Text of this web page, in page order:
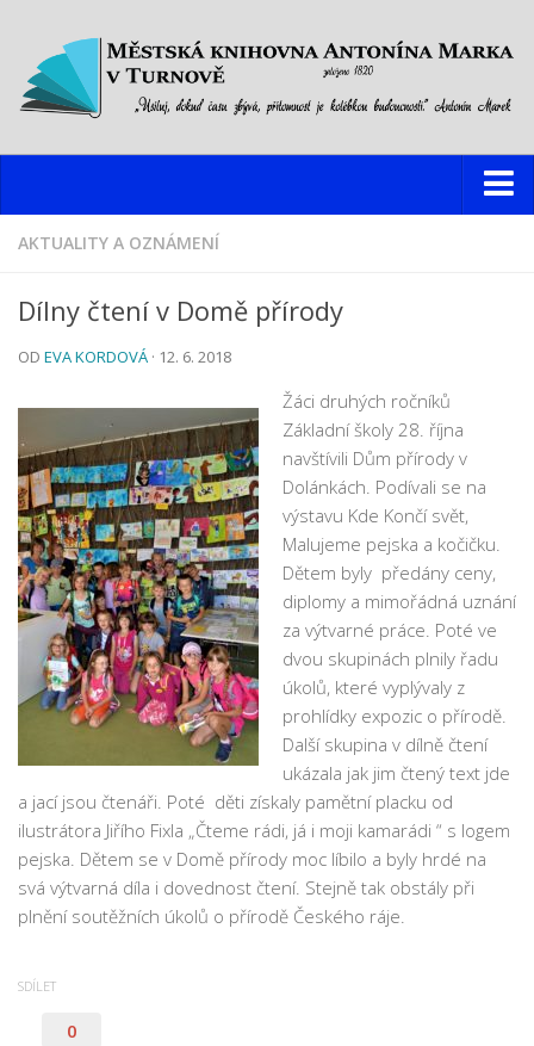
Knihovna
Oddělení pro dospělé
Oddělení pro děti a mládež
Dětský web
Multimediální studovna
Informační centrum pro mládež
Pobočky
Pobočka Malý Rohozec
Pobočka Turnov II
Pobočka Mašov
Půjčovní doba
Služby
Základní služby
Půjčování e-knih a čteček e-knih
Portál KNIHA Z KNIHOVNY
Kultura a vzdělávání
Služby handicapovaným
Lidé
AKTUALITY A OZNÁMENÍ
Dílny čtení v Domě přírody
OD EVA KORDOVÁ · 12. 6. 2018
Žáci druhých ročníků
Základní školy 28. října
navštívili Dům přírody v
Dolánkách. Podívali se na
výstavu Kde Končí svět,
Malujeme pejska a kočičku.
Dětem byly předány ceny,
diplomy a mimořádná uznání
za výtvarné práce. Poté ve
dvou skupinách plnily řadu
úkolů, které vyplývaly z
prohlídky expozic o přírodě.
Další skupina v dílně čtení
ukázala jak jim čtený text jde
a jací jsou čtenáři. Poté děti získaly pamětní placku od
ilustrátora Jiřího Fixla „Čteme rádi, já i moji kamarádi “ s logem
pejska. Dětem se v Domě přírody moc líbilo a byly hrdé na
svá výtvarná díla i dovednost čtení. Stejně tak obstály při
plnění soutěžních úkolů o přírodě Českého ráje.
SDÍLET
0